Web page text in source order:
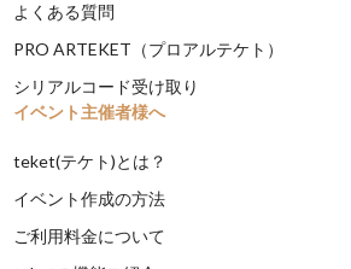
よくある質問
PRO ARTEKET（プロアルテケト）
シリアルコード受け取り
イベント主催者様へ
teket(テケト)とは？
イベント作成の方法
ご利用料金について